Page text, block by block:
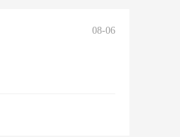
08-06